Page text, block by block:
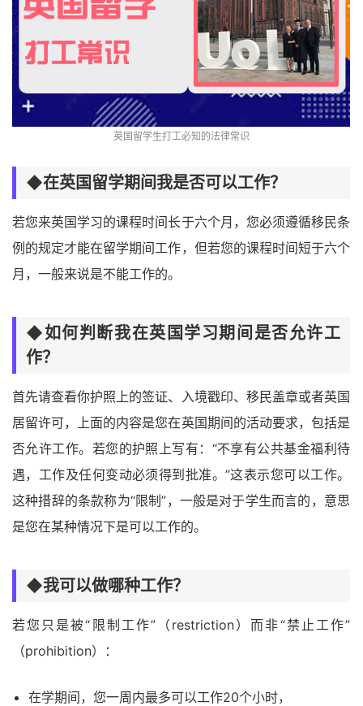
英国留学生打工必知的法律常识
◆在英国留学期间我是否可以工作？
若您来英国学习的课程时间长于六个月，您必须遵循移民条
例的规定才能在留学期间工作，但若您的课程时间短于六个
月，一般来说是不能工作的。
◆如何判断我在英国学习期间是否允许工
作？
首先请查看你护照上的签证、入境戳印、移民盖章或者英国
居留许可，上面的内容是您在英国期间的活动要求，包括是
否允许工作。若您的护照上写有：“不享有公共基金福利待
遇，工作及任何变动必须得到批准。”这表示您可以工作。
这种措辞的条款称为“限制”，一般是对于学生而言的，意思
是您在某种情况下是可以工作的。
◆我可以做哪种工作？
若您只是被“限制工作”（restriction）而非“禁止工作”
（prohibition）：
在学期间，您一周内最多可以工作20个小时，